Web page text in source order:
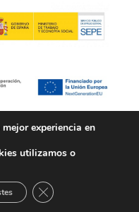
de Privacidad
experiencia en
utilizamos o
Cerrar el banner de